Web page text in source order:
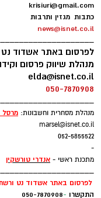
krisiuri@gmail.com
כתבות מגזין ותרבות
news@isnet.co.il
לפרסום באתר אשדוד
מנהלת שיווק פרסום
elda@isnet.co.il
050-7870908
מנהלת מסחרית וחשבונות: מרסל
marsel@isnet.co.il
052-5855522
-
מתכנת ראשי - אנדרי טורשקין
לפרסום באתר אשדוד נט
התקשרו -
050-7870908